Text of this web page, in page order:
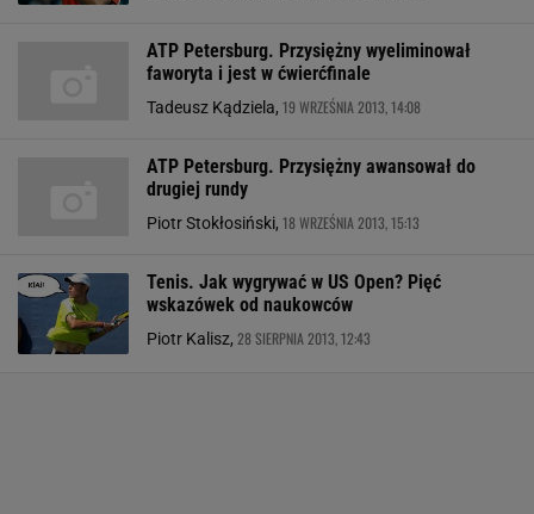
ATP Petersburg. Przysiężny wyeliminował
faworyta i jest w ćwierćfinale
Tadeusz Kądziela, 19 WRZEŚNIA 2013, 14:08
ATP Petersburg. Przysiężny awansował do
drugiej rundy
Piotr Stokłosiński, 18 WRZEŚNIA 2013, 15:13
Tenis. Jak wygrywać w US Open? Pięć
wskazówek od naukowców
Piotr Kalisz, 28 SIERPNIA 2013, 12:43